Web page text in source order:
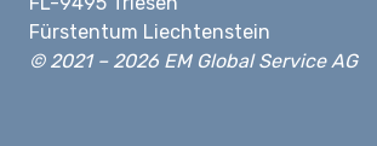
Fürstentum Liechtenstein
© 2021 – 2026 EM Global Service AG